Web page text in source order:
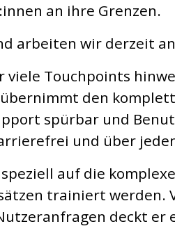
an ihre Grenzen.
arbeiten wir derzeit
viele Touchpoints
den
spürbar und
und über
auf die
trainiert werden.
deckt